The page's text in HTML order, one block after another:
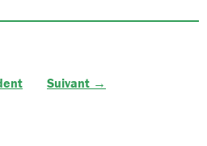
Suivant →